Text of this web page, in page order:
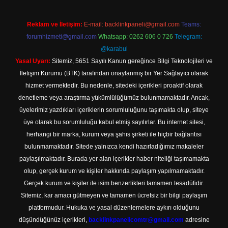
Reklam ve İletişim: E-mail: backlinkpaneli@gmail.com Teams:
forumhizmeti@gmail.com Whatsapp: 0262 606 0 726 Telegram:
@karabul
Yasal Uyarı: Sitemiz, 5651 Sayılı Kanun gereğince Bilgi Teknolojileri ve
İletişim Kurumu (BTK) tarafından onaylanmış bir Yer Sağlayıcı olarak
hizmet vermektedir. Bu nedenle, sitedeki içerikleri proaktif olarak
denetleme veya araştırma yükümlülüğümüz bulunmamaktadır. Ancak,
üyelerimiz yazdıkları içeriklerin sorumluluğunu taşımakta olup, siteye
üye olarak bu sorumluluğu kabul etmiş sayılırlar. Bu internet sitesi,
herhangi bir marka, kurum veya şahıs şirketi ile hiçbir bağlantısı
bulunmamaktadır. Sitede yalnızca kendi hazırladığımız makaleler
paylaşılmaktadır. Burada yer alan içerikler haber niteliği taşımamakta
olup, gerçek kurum ve kişiler hakkında paylaşım yapılmamaktadır.
Gerçek kurum ve kişiler ile isim benzerlikleri tamamen tesadüfidir.
Sitemiz, kar amacı gütmeyen ve tamamen ücretsiz bir bilgi paylaşım
platformudur. Hukuka ve yasal düzenlemelere aykırı olduğunu
düşündüğünüz içerikleri, backlinkpanelicomtr@gmail.com adresine